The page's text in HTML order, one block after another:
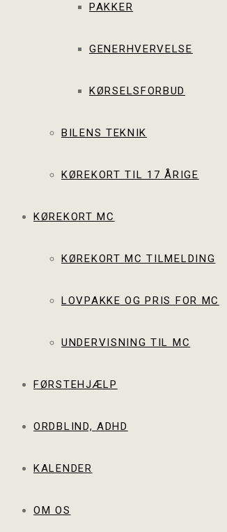
PAKKER
GENERHVERVELSE
KØRSELSFORBUD
BILENS TEKNIK
KØREKORT TIL 17 ÅRIGE
KØREKORT MC
KØREKORT MC TILMELDING
LOVPAKKE OG PRIS FOR MC
UNDERVISNING TIL MC
FØRSTEHJÆLP
ORDBLIND, ADHD
KALENDER
OM OS